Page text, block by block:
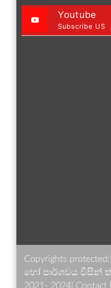
Youtube
Subscribe US
Copyrights
හෝ පාර්ශවය විසින්
2021- 2024| Contact